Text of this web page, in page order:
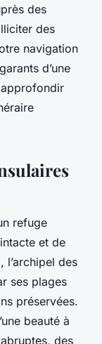
des
des
navigation
d’une
refuge
et de
l’archipel des
ses plages
préservées.
beauté à
des